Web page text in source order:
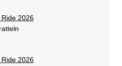
Ride 2026
Ride 2026